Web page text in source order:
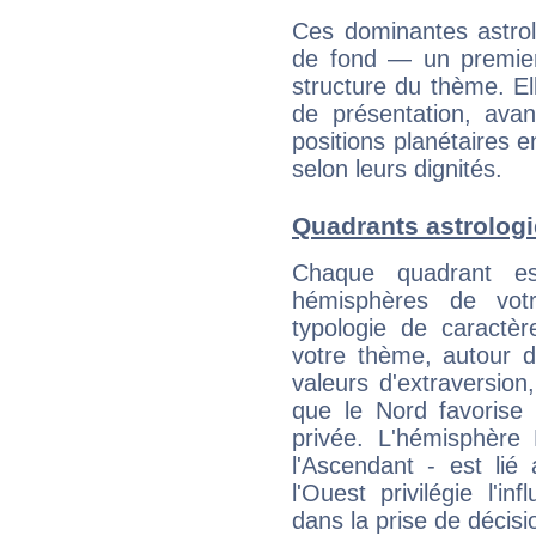
Ces dominantes
de fond — un
structure du thème.
de présentation,
positions planétaires
selon leurs dignités.
Quadrants
Chaque quadrant
hémisphères de
typologie de
votre thème, autour
valeurs
que le Nord favorise
privée.
l'Ascendant - est
l'Ouest privilégie
dans la prise de